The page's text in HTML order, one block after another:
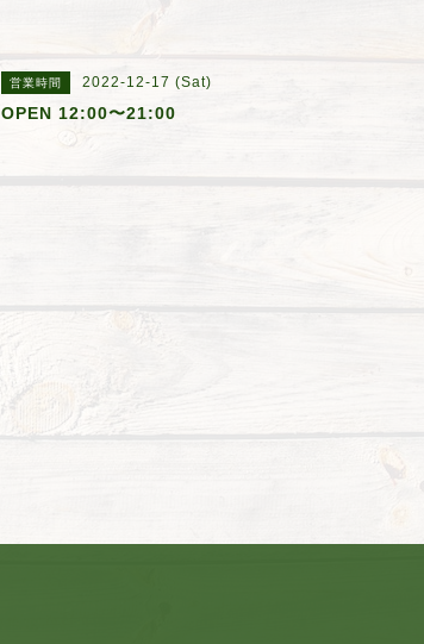
営業時間 2022-12-17 (Sat)
OPEN 12:00〜21:00